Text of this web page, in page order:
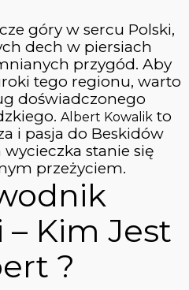
WSCHÓD
WITOWSKA &
GÓRA
góry w sercu Polski,
dech w piersiach
przygód. Aby
tego regionu, warto
doświadczonego
Albert Kowalikto
i pasja do Beskidów
wycieczka stanie się
przeżyciem.
– Kim Jest
?